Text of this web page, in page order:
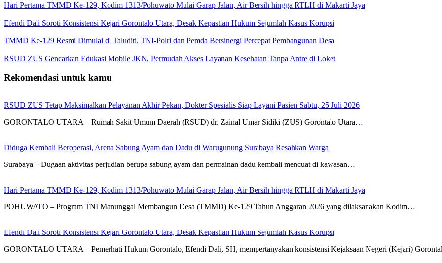
Hari Pertama TMMD Ke-129, Kodim 1313/Pohuwato Mulai Garap Jalan, Air Bersih hingga RTLH di Makarti Jaya
Efendi Dali Soroti Konsistensi Kejari Gorontalo Utara, Desak Kepastian Hukum Sejumlah Kasus Korupsi
TMMD Ke-129 Resmi Dimulai di Taluditi, TNI-Polri dan Pemda Bersinergi Percepat Pembangunan Desa
RSUD ZUS Gencarkan Edukasi Mobile JKN, Permudah Akses Layanan Kesehatan Tanpa Antre di Loket
Rekomendasi untuk kamu
RSUD ZUS Tetap Maksimalkan Pelayanan Akhir Pekan, Dokter Spesialis Siap Layani Pasien Sabtu, 25 Juli 2026
GORONTALO UTARA – Rumah Sakit Umum Daerah (RSUD) dr. Zainal Umar Sidiki (ZUS) Gorontalo Utara…
Diduga Kembali Beroperasi, Arena Sabung Ayam dan Dadu di Warugunung Surabaya Resahkan Warga
Surabaya – Dugaan aktivitas perjudian berupa sabung ayam dan permainan dadu kembali mencuat di kawasan…
Hari Pertama TMMD Ke-129, Kodim 1313/Pohuwato Mulai Garap Jalan, Air Bersih hingga RTLH di Makarti Jaya
POHUWATO – Program TNI Manunggal Membangun Desa (TMMD) Ke-129 Tahun Anggaran 2026 yang dilaksanakan Kodim…
Efendi Dali Soroti Konsistensi Kejari Gorontalo Utara, Desak Kepastian Hukum Sejumlah Kasus Korupsi
GORONTALO UTARA – Pemerhati Hukum Gorontalo, Efendi Dali, SH, mempertanyakan konsistensi Kejaksaan Negeri (Kejari)